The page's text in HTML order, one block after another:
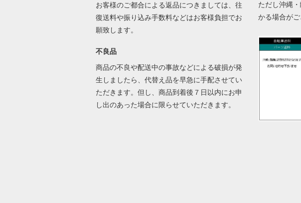
お客様のご都合による返品につきましては、往
復送料や振り込み手数料などはお客様負担でお
願致します。
不良品
商品の不良や配送中の事故などによる破損が発
生しましたら、代替え品を早急に手配させてい
ただきます。但し、商品到着後７日以内にお申
し出のあった場合に限らせていただきます。
ただし沖縄
かる場合がご